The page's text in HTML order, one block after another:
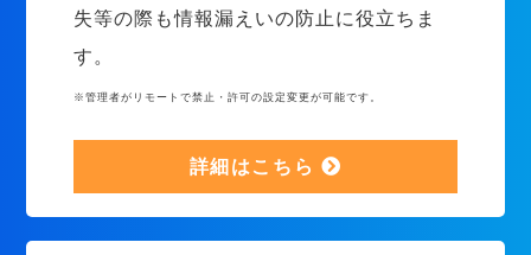
失等の際も情報漏えいの防止に役立ちま
す。
※管理者がリモートで禁止・許可の設定変更が可能です。
詳細はこちら